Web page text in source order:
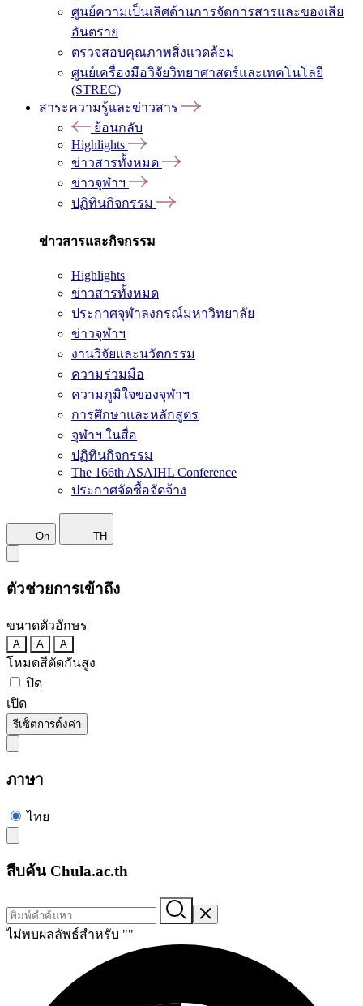
ศูนย์ความเป็นเลิศด้านการจัดการสารและของเสีย
อันตราย
ตรวจสอบคุณภาพสิ่งแวดล้อม
ศูนย์เครื่องมือวิจัยวิทยาศาสตร์และเทคโนโลยี
(STREC)
สาระความรู้และข่าวสาร
ย้อนกลับ
Highlights
ข่าวสารทั้งหมด
ข่าวจุฬาฯ
ปฏิทินกิจกรรม
ข่าวสารและกิจกรรม
Highlights
ข่าวสารทั้งหมด
ประกาศจุฬาลงกรณ์มหาวิทยาลัย
ข่าวจุฬาฯ
งานวิจัยและนวัตกรรม
ความร่วมมือ
ความภูมิใจของจุฬาฯ
การศึกษาและหลักสูตร
จุฬาฯ ในสื่อ
ปฏิทินกิจกรรม
The 166th ASAIHL Conference
ประกาศจัดซื้อจัดจ้าง
On TH
ตัวช่วยการเข้าถึง
ขนาดตัวอักษร
A A A
โหมดสีตัดกันสูง
ปิด
เปิด
รีเซ็ตการตั้งค่า
ภาษา
ไทย
สืบค้น Chula.ac.th
ไม่พบผลลัพธ์สำหรับ ""